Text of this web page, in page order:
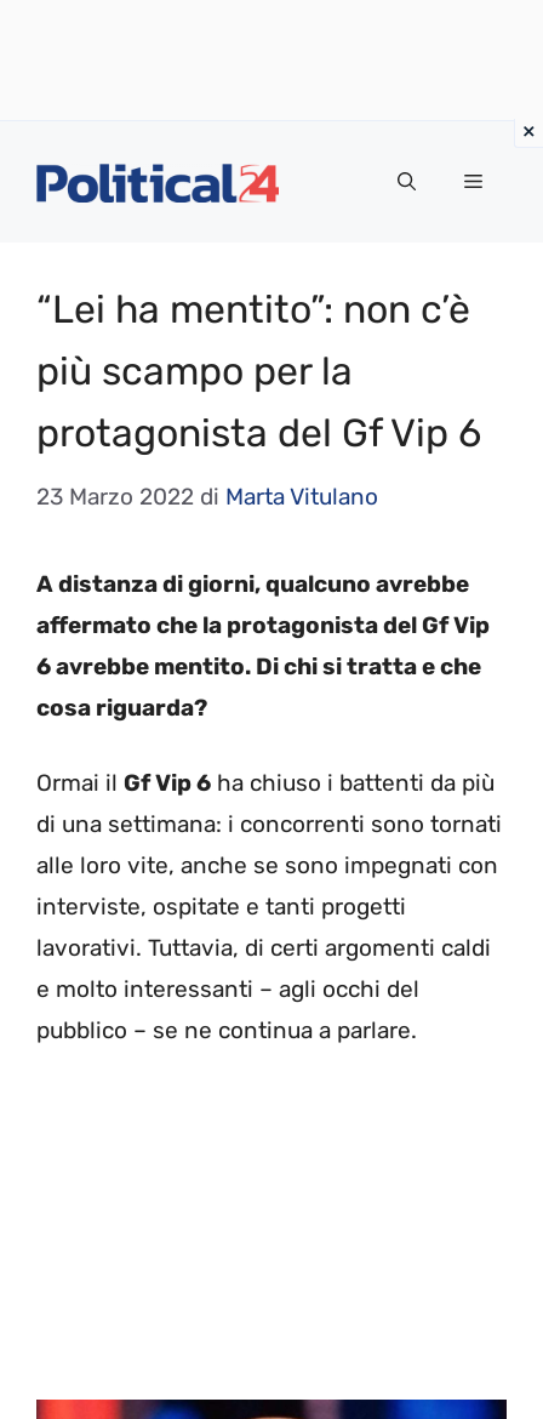
Menu
“Lei ha mentito”: non c’è
più scampo per la
protagonista del Gf Vip 6
23 Marzo 2022 di Marta Vitulano
A distanza di giorni, qualcuno avrebbe
affermato che la protagonista del Gf Vip
6 avrebbe mentito. Di chi si tratta e che
cosa riguarda?
Ormai il Gf Vip 6 ha chiuso i battenti da più
di una settimana: i concorrenti sono tornati
alle loro vite, anche se sono impegnati con
interviste, ospitate e tanti progetti
lavorativi. Tuttavia, di certi argomenti caldi
e molto interessanti – agli occhi del
pubblico – se ne continua a parlare.